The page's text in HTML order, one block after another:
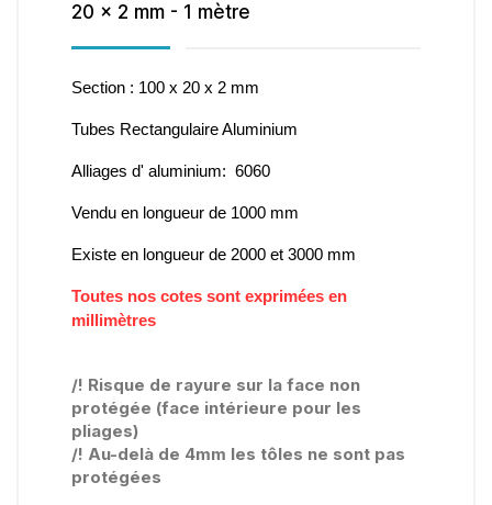
20 x 2 mm - 1 mètre
Section : 100 x 20 x 2 mm
Tubes Rectangulaire Aluminium
Alliages d' aluminium: 6060
Vendu en longueur de 1000 mm
Existe en longueur de 2000 et 3000 mm
Toutes nos cotes sont exprimées en
millimètres
/! Risque de rayure sur la face non
protégée (face intérieure pour les
pliages)
/! Au-delà de 4mm les tôles ne sont pas
protégées